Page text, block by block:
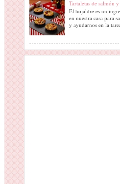
Tartaletas de salmón
El hojaldre es un
en nuestra casa para
y ayudarnos en la